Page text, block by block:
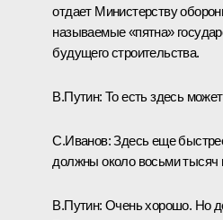
отдает Министерству
называемые «пятна»
будущего строительства.
В.Путин: То есть здесь
С.Иванов: Здесь еще
должны около восьми тысяч
В.Путин: Очень хорошо. Но